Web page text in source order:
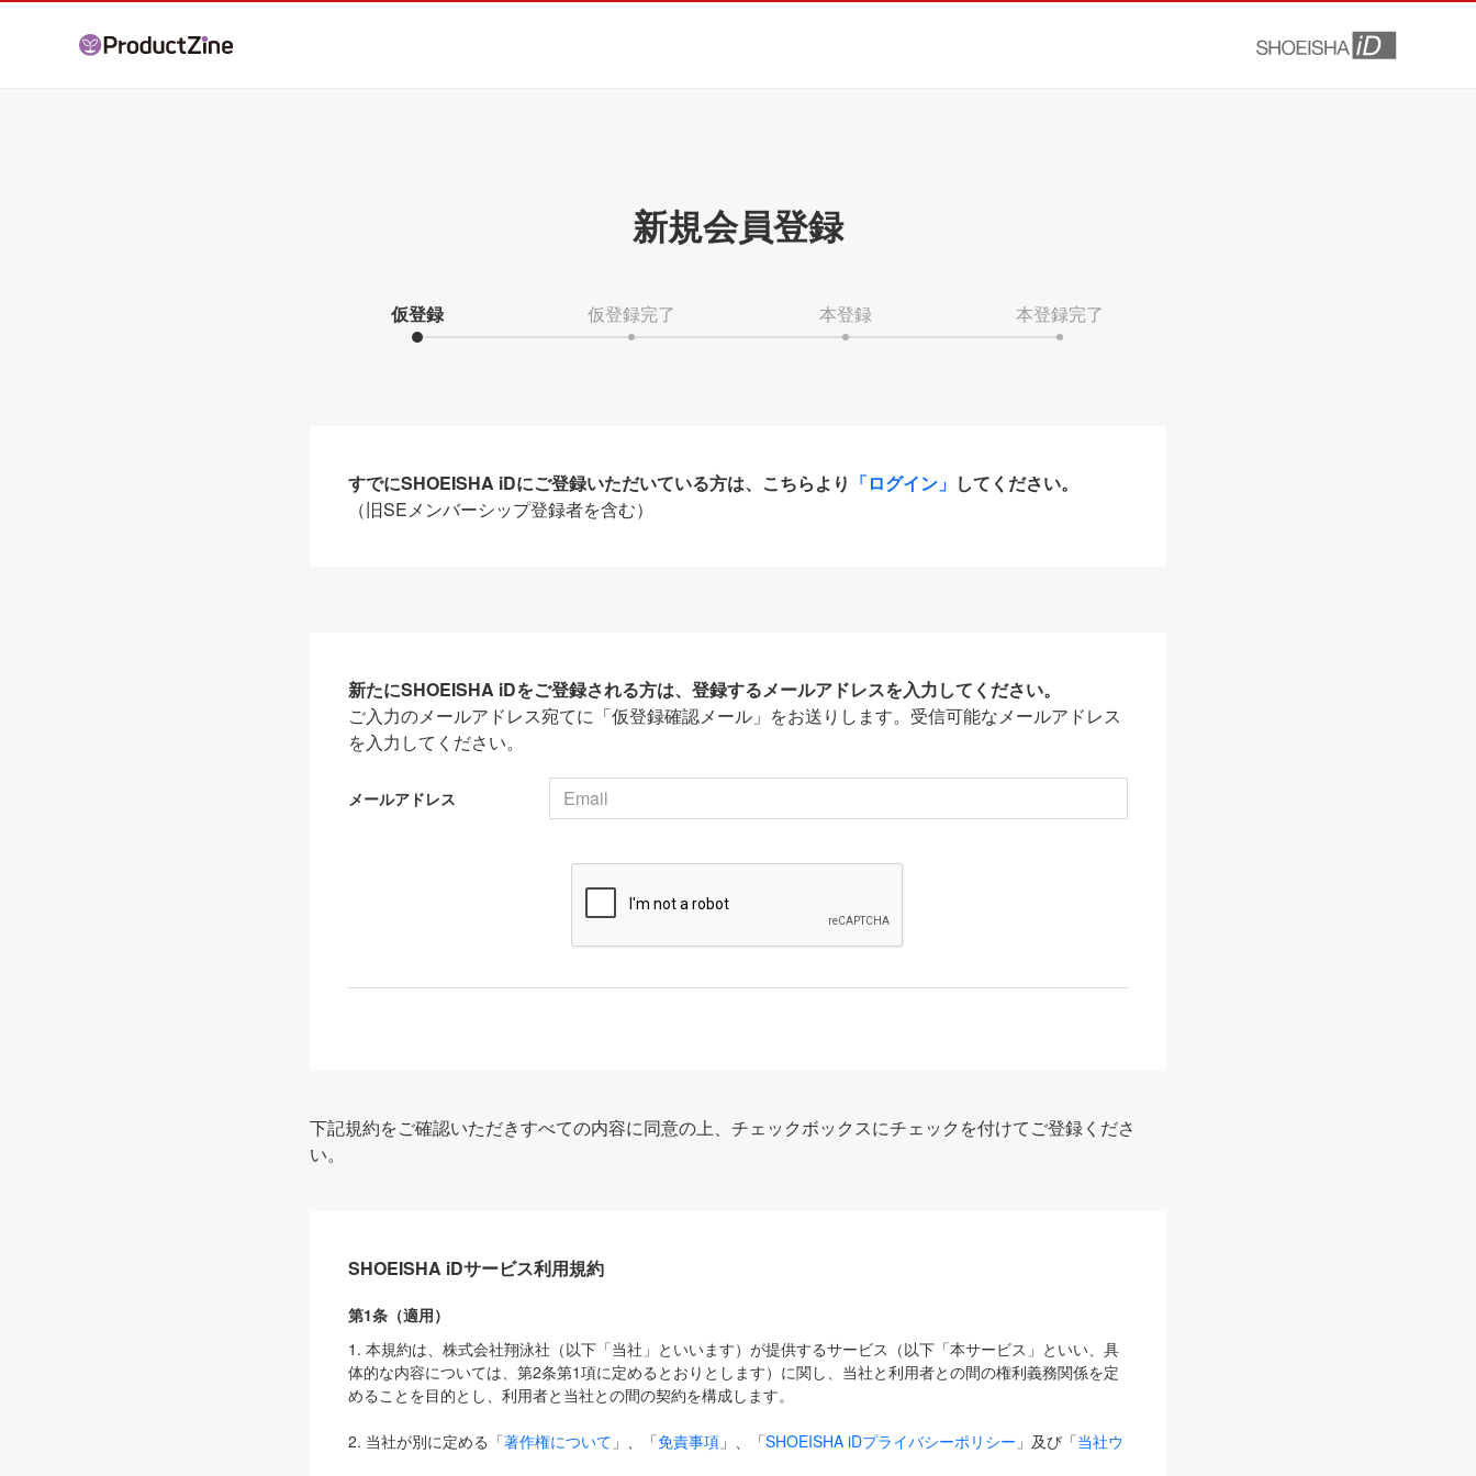
新規会員登録
仮登録 仮登録完了 本登録 本登録完了
すでにSHOEISHA iDにご登録いただいている方は、こちらより 「ログイン」 してください。
（旧SEメンバーシップ登録者を含む）
新たにSHOEISHA iDをご登録される方は、登録するメールアドレスを入力してください。
ご入力のメールアドレス宛てに「仮登録確認メール」をお送りします。受信可能なメールアドレス
を入力してください。
メールアドレス
下記規約をご確認いただきすべての内容に同意の上、チェックボックスにチェックを付けてご登録くださ
い。
SHOEISHA iDサービス利用規約
第1条（適用）
1. 本規約は、株式会社翔泳社（以下「当社」といいます）が提供するサービス（以下「本サービス」といい、具
体的な内容については、第2条第1項に定めるとおりとします）に関し、当社と利用者との間の権利義務関係を定
めることを目的とし、利用者と当社との間の契約を構成します。
2. 当社が別に定める「著作権について 」、「免責事項 」、「SHOEISHA iDプライバシーポリシー 」及び「当社ウ